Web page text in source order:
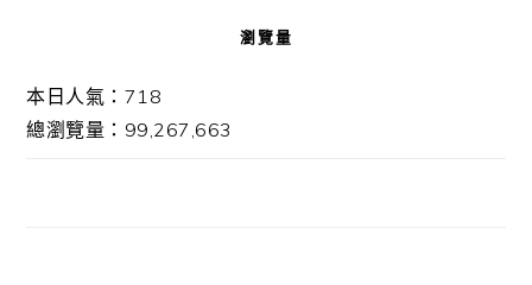
瀏覽量
本日人氣：718
總瀏覽量：99,267,663